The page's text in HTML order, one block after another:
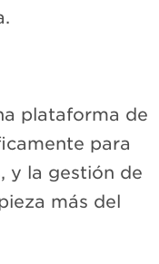
plataforma de
para
y la gestión de
más del